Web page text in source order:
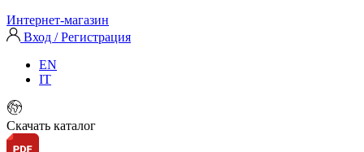
Интернет-магазин
Вход / Регистрация
EN
IT
Скачать каталог